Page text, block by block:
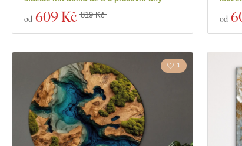
od 609 Kč 819 Kč od
1